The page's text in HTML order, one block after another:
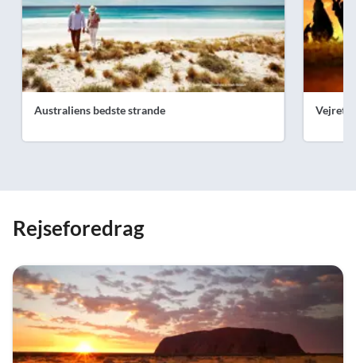
Australiens bedste strande Vejret i
Rejseforedrag